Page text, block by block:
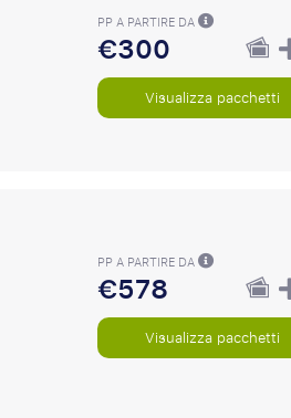
PP A PARTIRE DA
€300
Visualizza pacchetti
PP A PARTIRE DA
€578
Visualizza pacchetti